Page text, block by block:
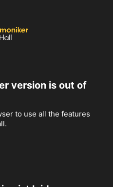
version is out of
to use all the features